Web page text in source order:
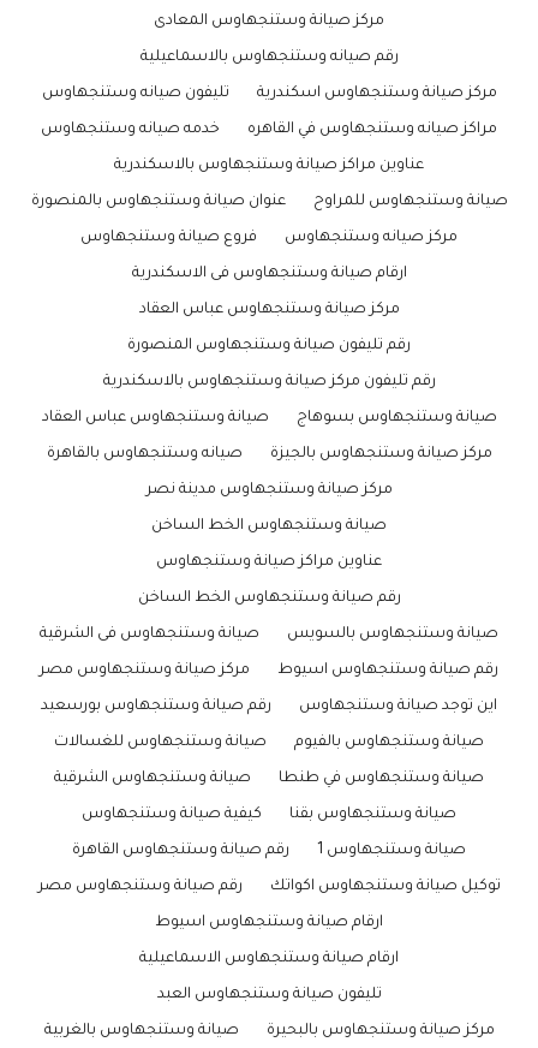
مركز صيانة وستنجهاوس المعادى
رقم صيانه وستنجهاوس بالاسماعيلية
مركز صيانة وستنجهاوس اسكندرية تليفون صيانه وستنجهاوس
مراكز صيانه وستنجهاوس في القاهره خدمه صيانه وستنجهاوس
عناوين مراكز صيانة وستنجهاوس بالاسكندرية
صيانة وستنجهاوس للمراوح عنوان صيانة وستنجهاوس بالمنصورة
مركز صيانه وستنجهاوس فروع صيانة وستنجهاوس
ارقام صيانة وستنجهاوس فى الاسكندرية
مركز صيانة وستنجهاوس عباس العقاد
رقم تليفون صيانة وستنجهاوس المنصورة
رقم تليفون مركز صيانة وستنجهاوس بالاسكندرية
صيانة وستنجهاوس بسوهاج صيانة وستنجهاوس عباس العقاد
مركز صيانة وستنجهاوس بالجيزة صيانه وستنجهاوس بالقاهرة
مركز صيانة وستنجهاوس مدينة نصر
صيانة وستنجهاوس الخط الساخن
عناوين مراكز صيانة وستنجهاوس
رقم صيانة وستنجهاوس الخط الساخن
صيانة وستنجهاوس بالسويس صيانة وستنجهاوس فى الشرقية
رقم صيانة وستنجهاوس اسيوط مركز صيانة وستنجهاوس مصر
اين توجد صيانة وستنجهاوس رقم صيانة وستنجهاوس بورسعيد
صيانة وستنجهاوس بالفيوم صيانة وستنجهاوس للغسالات
صيانة وستنجهاوس في طنطا صيانة وستنجهاوس الشرقية
صيانة وستنجهاوس بقنا كيفية صيانة وستنجهاوس
صيانة وستنجهاوس 1 رقم صيانة وستنجهاوس القاهرة
توكيل صيانة وستنجهاوس اكواتك رقم صيانة وستنجهاوس مصر
ارقام صيانة وستنجهاوس اسيوط
ارقام صيانة وستنجهاوس الاسماعيلية
تليفون صيانة وستنجهاوس العبد
مركز صيانة وستنجهاوس بالبحيرة صيانة وستنجهاوس بالغربية